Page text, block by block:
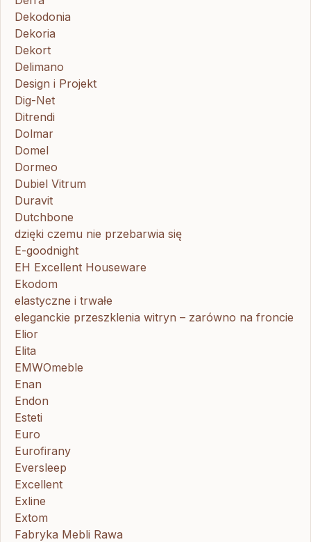
Dekodonia
Dekoria
Dekort
Delimano
Design i Projekt
Dig-Net
Ditrendi
Dolmar
Domel
Dormeo
Dubiel Vitrum
Duravit
Dutchbone
dzięki czemu nie przebarwia się
E-goodnight
EH Excellent Houseware
Ekodom
elastyczne i trwałe
eleganckie przeszklenia witryn – zarówno na froncie
Elior
Elita
EMWOmeble
Enan
Endon
Esteti
Euro
Eurofirany
Eversleep
Excellent
Exline
Extom
Fabryka Mebli Rawa